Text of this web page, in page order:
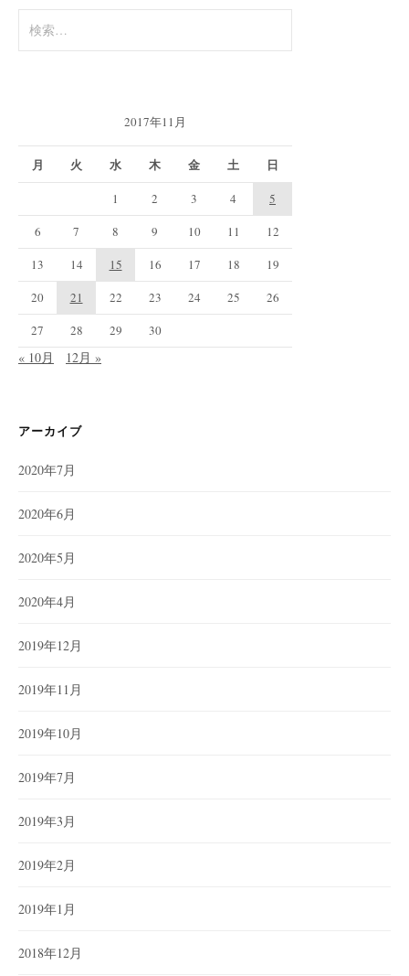
索:
2017年11月
月 火 水 木 金 土 日
1 2 3 4
5
6
7 8 9 10 11
12
13
14 15 16 17 18
19
20
21 22 23 24 25
26
27
28 29 30
« 10月 12月 »
アーカイブ
2020年7月
2020年6月
2020年5月
2020年4月
2019年12月
2019年11月
2019年10月
2019年7月
2019年3月
2019年2月
2019年1月
2018年12月